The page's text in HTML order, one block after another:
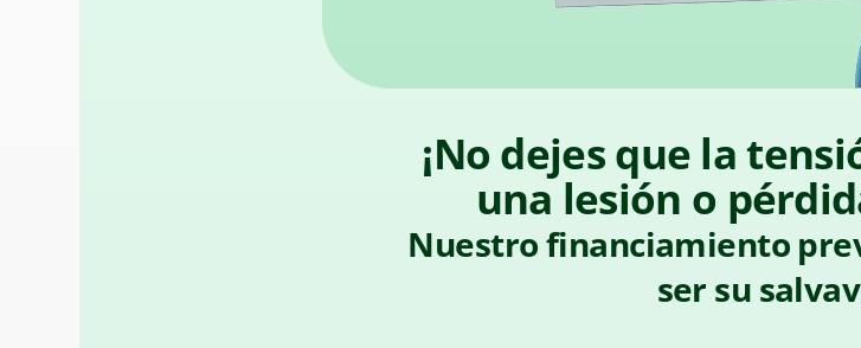
¡No dejes que la
una lesión o
Nuestro financiamiento
ser su